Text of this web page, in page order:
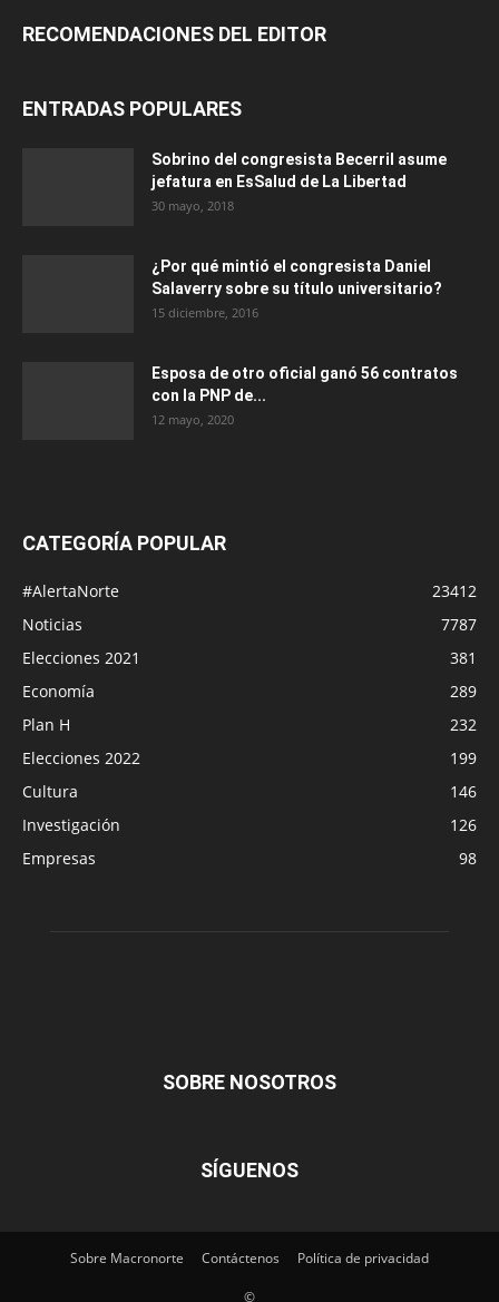
RECOMENDACIONES DEL EDITOR
ENTRADAS POPULARES
Sobrino del congresista Becerril asume
jefatura en EsSalud de La Libertad
30 mayo, 2018
¿Por qué mintió el congresista Daniel
Salaverry sobre su título universitario?
15 diciembre, 2016
Esposa de otro oficial ganó 56 contratos
con la PNP de...
12 mayo, 2020
CATEGORÍA POPULAR
#AlertaNorte
23412
Noticias
7787
Elecciones 2021
381
Economía
289
Plan H
232
Elecciones 2022
199
Cultura
146
Investigación
126
Empresas
98
SOBRE NOSOTROS
SÍGUENOS
Sobre Macronorte Contáctenos Política de privacidad
©